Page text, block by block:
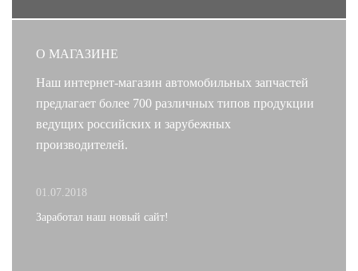
О МАГАЗИНЕ
Наш интернет-магазин автомобильных запчастей
предлагает более 700 различных типов продукции
ведущих российских и зарубежных
производителей.
01.07.2018
Заработал наш новый сайт!